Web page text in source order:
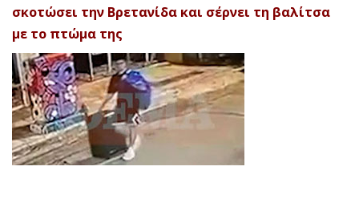
σκοτώσει την Βρετανίδα και σέρνει τη βαλίτσα
με το πτώμα της